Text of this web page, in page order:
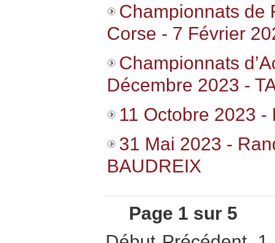
Championnats de
Corse - 7 Février
Championnats
Décembre 2023 -
11 Octobre 2023
31 Mai 2023 -
BAUDREIX
Page 1 sur 5